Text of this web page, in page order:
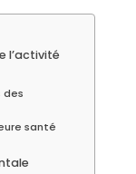
l’activité
santé